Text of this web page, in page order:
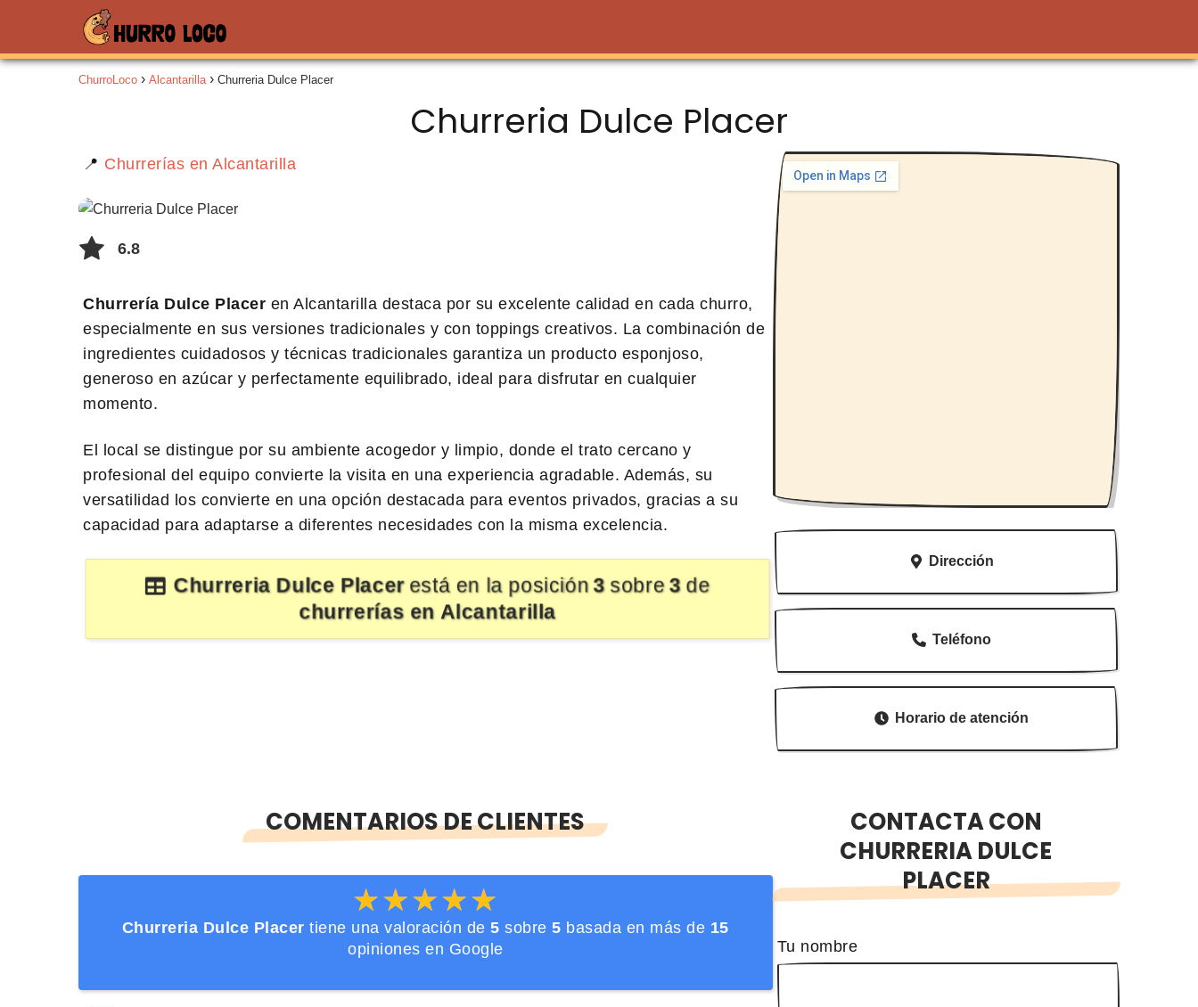
ChurroLoco Alcantarilla Churreria Dulce Placer
Churreria Dulce Placer
📍 Churrerías en Alcantarilla
6.8
Churrería Dulce Placer en Alcantarilla destaca por su excelente calidad en cada churro,
especialmente en sus versiones tradicionales y con toppings creativos. La combinación de
ingredientes cuidadosos y técnicas tradicionales garantiza un producto esponjoso,
generoso en azúcar y perfectamente equilibrado, ideal para disfrutar en cualquier
momento.
El local se distingue por su ambiente acogedor y limpio, donde el trato cercano y
profesional del equipo convierte la visita en una experiencia agradable. Además, su
versatilidad los convierte en una opción destacada para eventos privados, gracias a su
capacidad para adaptarse a diferentes necesidades con la misma excelencia.
Churreria Dulce Placer está en la posición 3 sobre 3 de
churrerías en Alcantarilla
Dirección
Teléfono
Horario de atención
COMENTARIOS DE CLIENTES
★★★★★
★★★★★
Churreria Dulce Placer tiene una valoración de5 sobre5 basada en más de 15
opiniones en Google
CONTACTA CON
CHURRERIA DULCE
PLACER
Tu nombre